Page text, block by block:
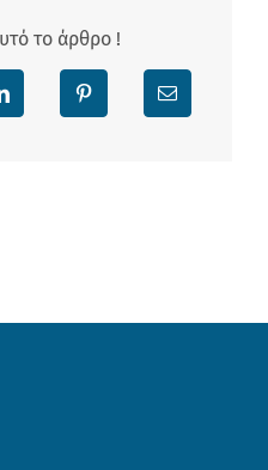
το άρθρο !
Pinterest Email